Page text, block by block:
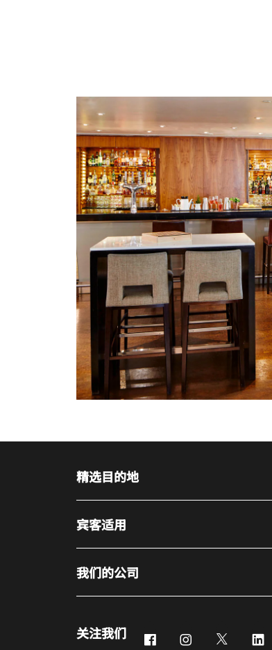
精选目的地
宾客适用
我们的公司
关注我们 FacebookInstagramTwitter